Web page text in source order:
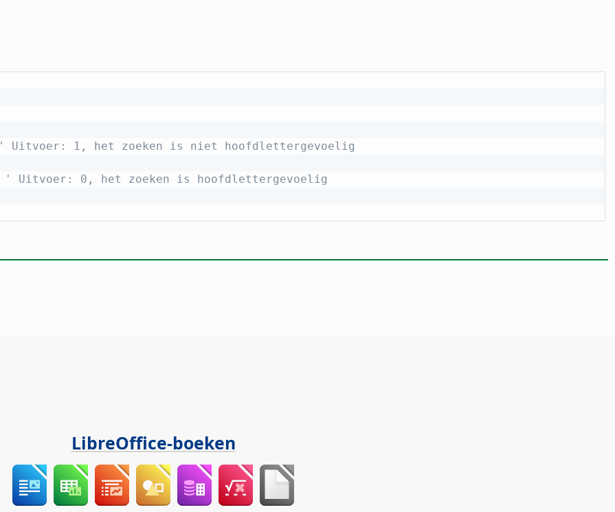
' Uitvoer: 1, het zoeken is niet hoofdlettergevoelig
' Uitvoer: 0, het zoeken is hoofdlettergevoelig
LibreOffice-boeken